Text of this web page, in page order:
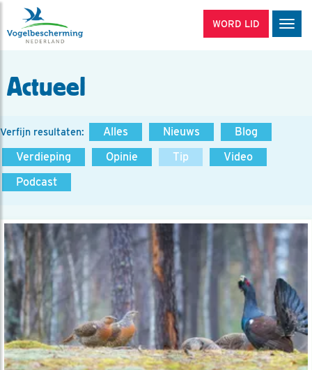
WORD LID
Actueel
Verfijn resultaten: Alles Nieuws
Blog
Verdieping
Opinie Tip
Video
Podcast